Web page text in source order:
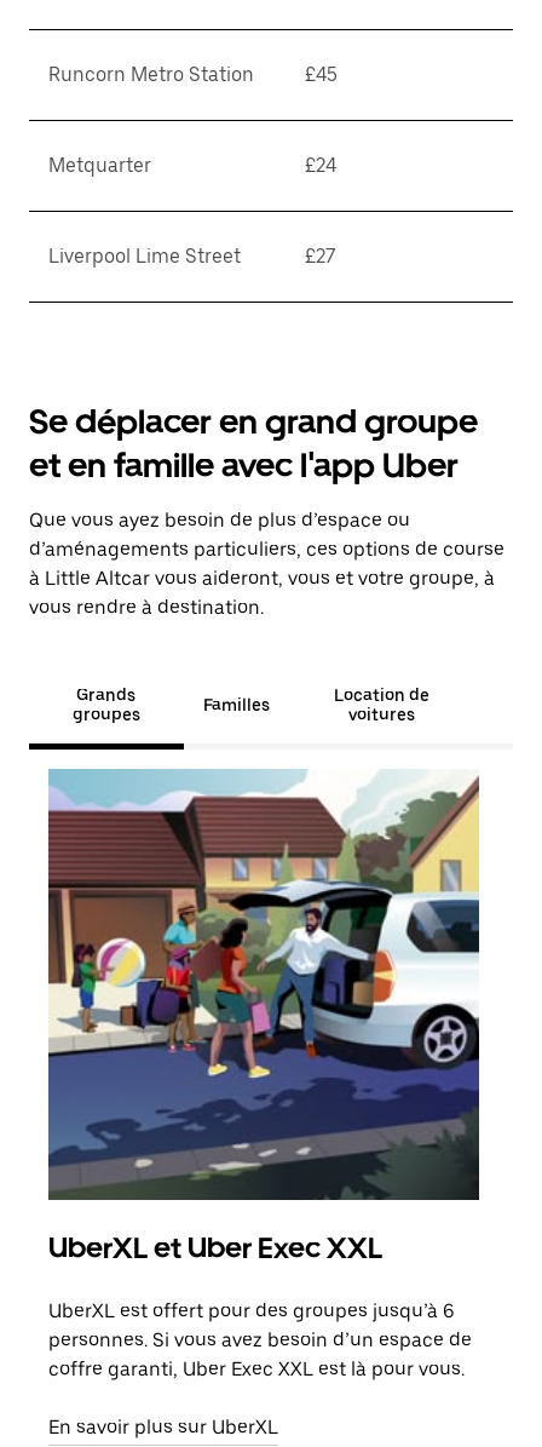
Runcorn Metro Station £45
Metquarter £24
Liverpool Lime Street £27
Se déplacer en grand groupe
et en famille avec l'app Uber
Que vous ayez besoin de plus d’espace ou
d’aménagements particuliers, ces options de course
à Little Altcar vous aideront, vous et votre groupe, à
vous rendre à destination.
Grands
groupes
Familles
Location de
voitures
UberXL et Uber Exec XXL
UberXL est offert pour des groupes jusqu’à 6
personnes. Si vous avez besoin d’un espace de
coffre garanti, Uber Exec XXL est là pour vous.
En savoir plus sur UberXL